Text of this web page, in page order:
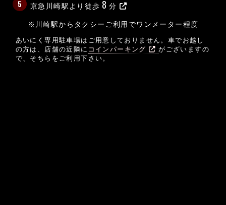
5
京急川崎駅より徒歩 8 分
※川崎駅からタクシーご利用でワンメーター程度
あいにく専用駐車場はご用意しておりません。車でお越し
の方は、店舗の近隣に コインパーキング
がございますの
で、そちらをご利用下さい。